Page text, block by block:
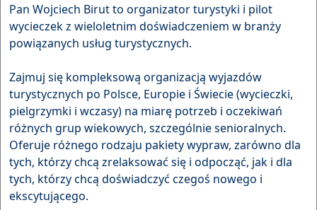
Pan Wojciech Birut to organizator turystyki i pilot
wycieczek z wieloletnim doświadczeniem w branży
powiązanych usług turystycznych.
Zajmuj się kompleksową organizacją wyjazdów
turystycznych po Polsce, Europie i Świecie (wycieczki,
pielgrzymki i wczasy) na miarę potrzeb i oczekiwań
różnych grup wiekowych, szczególnie senioralnych.
Oferuje różnego rodzaju pakiety wypraw, zarówno dla
tych, którzy chcą zrelaksować się i odpocząć, jak i dla
tych, którzy chcą doświadczyć czegoś nowego i
ekscytującego.